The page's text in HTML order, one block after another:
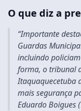
O que diz a
“Importante
Guardas
incluindo
forma, o tribunal
Itaquaquecetuba
mais segurança
Eduardo Boigues